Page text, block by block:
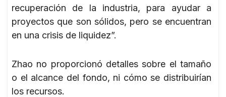
recuperación de la industria, para ayudar a
proyectos que son sólidos, pero se encuentran
en una crisis de liquidez”.
Zhao no proporcionó detalles sobre el tamaño
o el alcance del fondo, ni cómo se distribuirían
los recursos.